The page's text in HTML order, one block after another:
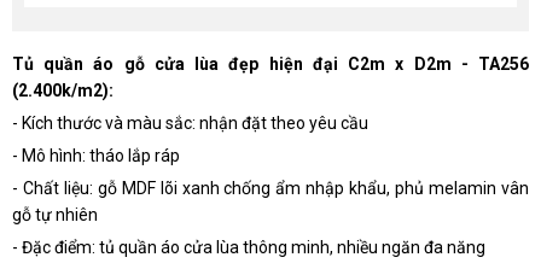
Tủ quần áo gỗ cửa lùa đẹp hiện đại C2m x D2m - TA256
(2.400k/m2):
- Kích thước và màu sắc: nhận đặt theo yêu cầu
- Mô hình: tháo lắp ráp
- Chất liệu: gỗ MDF lõi xanh chống ẩm nhập khẩu, phủ melamin vân
gỗ tự nhiên
- Đặc điểm: tủ quần áo cửa lùa thông minh, nhiều ngăn đa năng